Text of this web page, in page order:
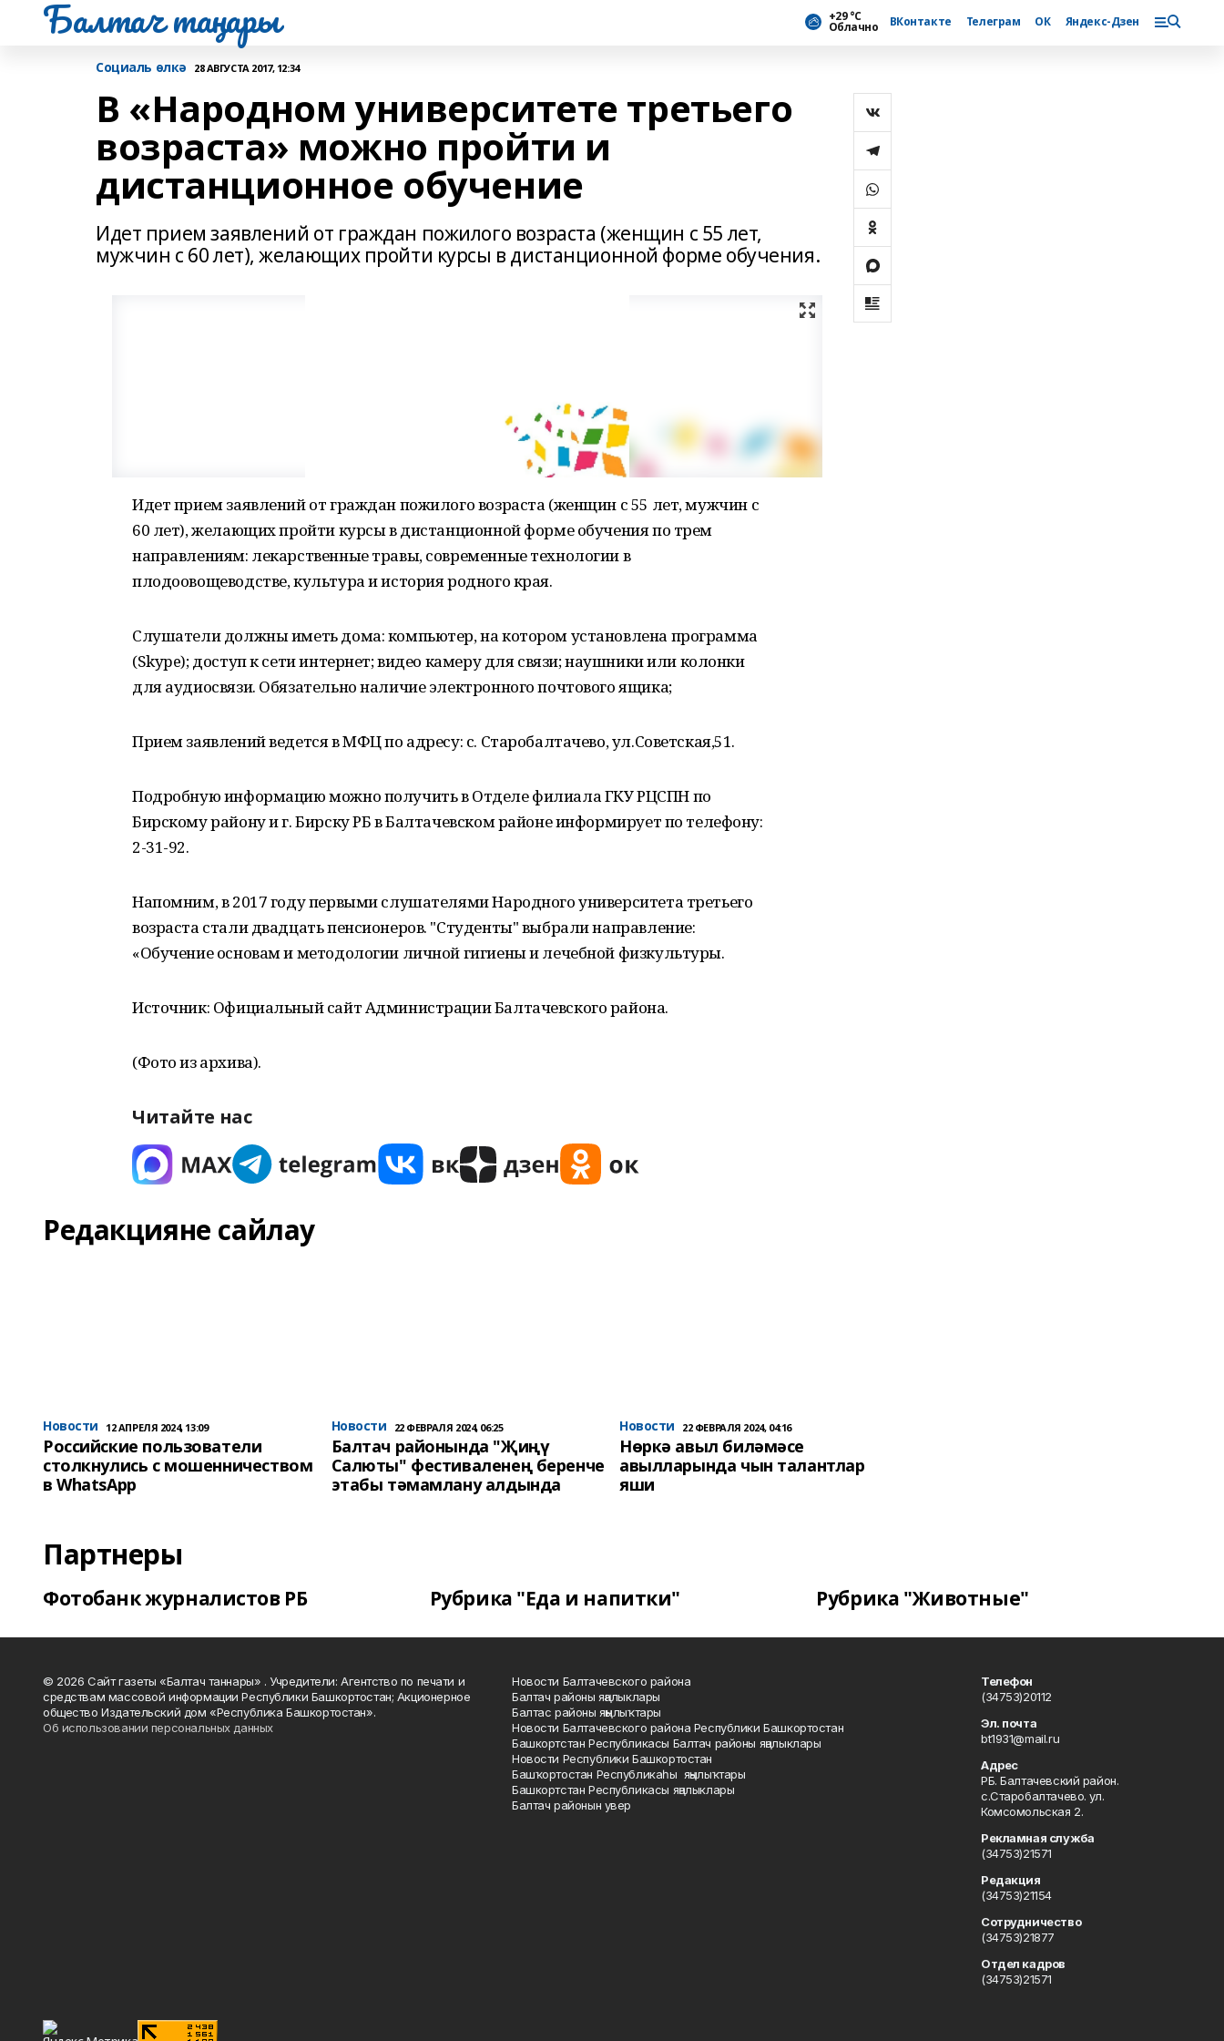
Балтач таңнары +29 °С
Облачно ВКонтакте Телеграм ОК Яндекс-Дзен
Социаль өлкә 28 АВГУСТА 2017, 12:34
В «Народном университете третьего
возраста» можно пройти и
дистанционное обучение
Идет прием заявлений от граждан пожилого возраста (женщин с 55 лет,
мужчин с 60 лет), желающих пройти курсы в дистанционной форме обучения.
Идет прием заявлений от граждан пожилого возраста (женщин с 55 лет, мужчин с
60 лет), желающих пройти курсы в дистанционной форме обучения по трем
направлениям: лекарственные травы, современные технологии в
плодоовощеводстве, культура и история родного края.
Слушатели должны иметь дома: компьютер, на котором установлена программа
(Skype); доступ к сети интернет; видео камеру для связи; наушники или колонки
для аудиосвязи. Обязательно наличие электронного почтового ящика;
Прием заявлений ведется в МФЦ по адресу: с. Старобалтачево, ул.Советская,51.
Подробную информацию можно получить в Отделе филиала ГКУ РЦСПН по
Бирскому району и г. Бирску РБ в Балтачевском районе информирует по телефону:
2-31-92.
Напомним, в 2017 году первыми слушателями Народного университета третьего
возраста стали двадцать пенсионеров. "Студенты" выбрали направление:
«Обучение основам и методологии личной гигиены и лечебной физкультуры.
Источник: Официальный сайт Администрации Балтачевского района.
(Фото из архива).
Читайте нас
Редакцияне сайлау
Новости 12 АПРЕЛЯ 2024, 13:09
Российские пользователи
столкнулись с мошенничеством
в WhatsApp
Новости 22 ФЕВРАЛЯ 2024, 06:25
Балтач районында "Җиңү
Салюты" фестиваленең беренче
этабы тәмамлану алдында
Новости 22 ФЕВРАЛЯ 2024, 04:16
Нөркә авыл биләмәсе
авылларында чын талантлар
яши
Партнеры
Фотобанк журналистов РБ Рубрика "Еда и напитки" Рубрика "Животные"
© 2026 Сайт газеты «Балтач таннары» . Учредители: Агентство по печати и
средствам массовой информации Республики Башкортостан; Акционерное
общество Издательский дом «Республика Башкортостан».
Об использовании персональных данных
Новости Балтачевского района
Балтач районы яңалыклары
Балтас районы яңылыҡтары
Новости Балтачевского района Республики Башкортостан
Башкортстан Республикасы Балтач районы яңалыклары
Новости Республики Башкортостан
Башҡортостан Республикаһы яңылыҡтары
Башкортстан Республикасы яңалыклары
Балтач районын увер
Телефон
(34753)20112
Эл. почта
bt1931@mail.ru
Адрес
РБ. Балтачевский район.
с.Старобалтачево. ул.
Комсомольская 2.
Рекламная служба
(34753)21571
Редакция
(34753)21154
Сотрудничество
(34753)21877
Отдел кадров
(34753)21571